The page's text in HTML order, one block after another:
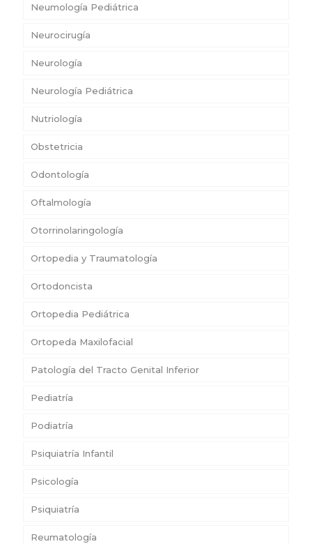
Neumología Pediátrica
Neurocirugía
Neurología
Neurología Pediátrica
Nutriología
Obstetricia
Odontología
Oftalmología
Otorrinolaringología
Ortopedia y Traumatología
Ortodoncista
Ortopedia Pediátrica
Ortopeda Maxilofacial
Patología del Tracto Genital Inferior
Pediatría
Podiatría
Psiquiatría Infantil
Psicología
Psiquiatría
Reumatología